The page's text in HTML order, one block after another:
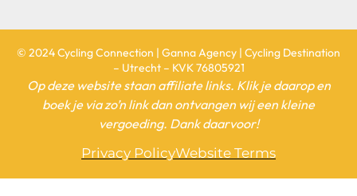
© 2024 Cycling Connection | Ganna Agency | Cycling Destination
– Utrecht – KVK 76805921
Op deze website staan affiliate links. Klik je daarop en
boek je via zo’n link dan ontvangen wij een kleine
vergoeding. Dank daarvoor!
Privacy PolicyWebsite Terms